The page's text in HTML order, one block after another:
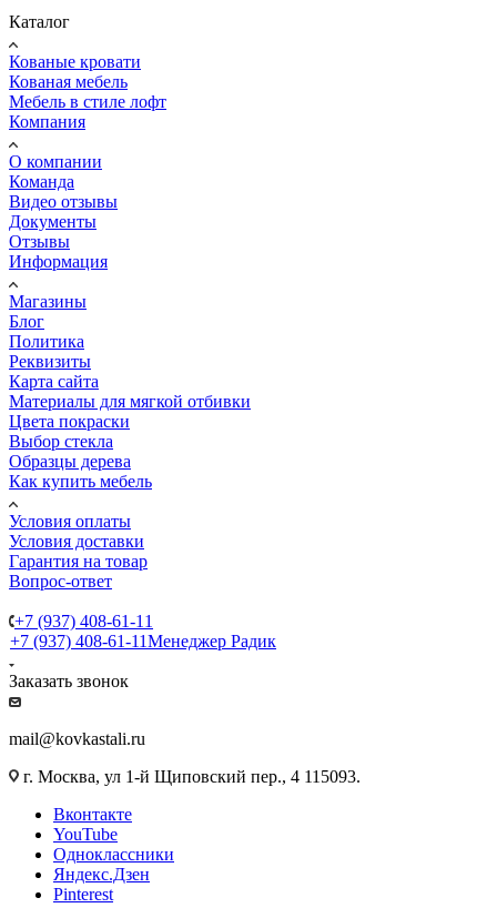
Каталог
Кованые кровати
Кованая мебель
Мебель в стиле лофт
Компания
О компании
Команда
Видео отзывы
Документы
Отзывы
Информация
Магазины
Блог
Политика
Реквизиты
Карта сайта
Материалы для мягкой отбивки
Цвета покраски
Выбор стекла
Образцы дерева
Как купить мебель
Условия оплаты
Условия доставки
Гарантия на товар
Вопрос-ответ
+7 (937) 408-61-11
+7 (937) 408-61-11Менеджер Радик
Заказать звонок
mail@kovkastali.ru
г. Москва, ул 1-й Щиповский пер., 4 115093.
Вконтакте
YouTube
Одноклассники
Яндекс.Дзен
Pinterest